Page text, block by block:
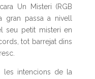
Un Misteri (RGB
gran passa a nivell
seu petit misteri en
tot barrejat dins
les intencions de la